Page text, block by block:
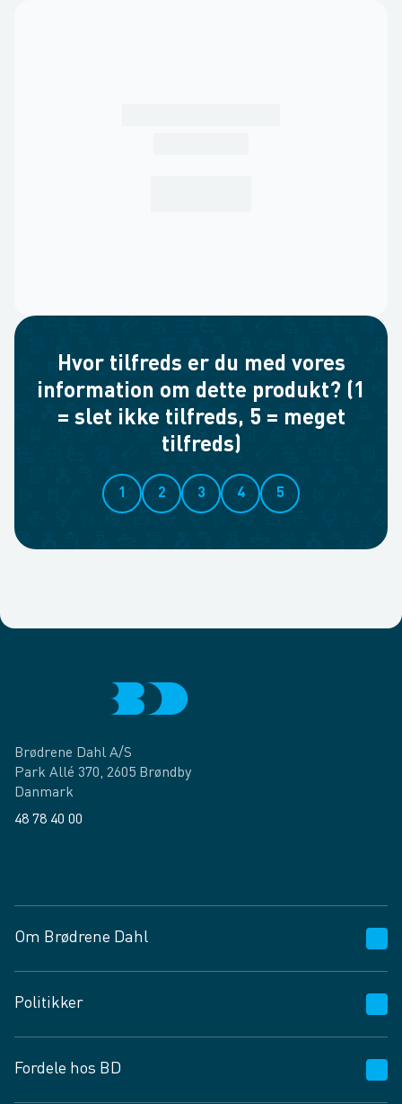
Hvor tilfreds er du med vores
information om dette produkt? (1
= slet ikke tilfreds, 5 = meget
tilfreds)
1 2 3 4 5
Brødrene Dahl A/S
Park Allé 370, 2605 Brøndby
Danmark
48 78 40 00
Om Brødrene Dahl
Vagttelefon 30 10 89 89
Spørgsmål og svar
Job og karriere
Politikker
Privatlivspolitik
Fordele hos BD